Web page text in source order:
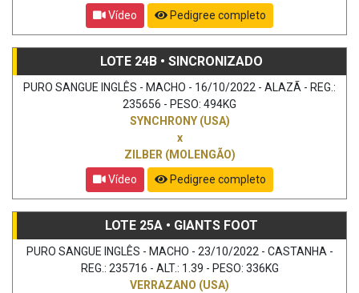
Vídeo
Pedigree completo
LOTE 24B • SINCRONIZADO
PURO SANGUE INGLÊS - MACHO - 16/10/2022 - ALAZÃ - REG.:
235656 - PESO: 494KG
SYNCHRONY (USA)
x
ZILBER (MOLENGÃO)
Vídeo
Pedigree completo
LOTE 25A • GIANTS FOOT
PURO SANGUE INGLÊS - MACHO - 23/10/2022 - CASTANHA -
REG.: 235716 - ALT.: 1.39 - PESO: 336KG
VERRAZANO (USA)